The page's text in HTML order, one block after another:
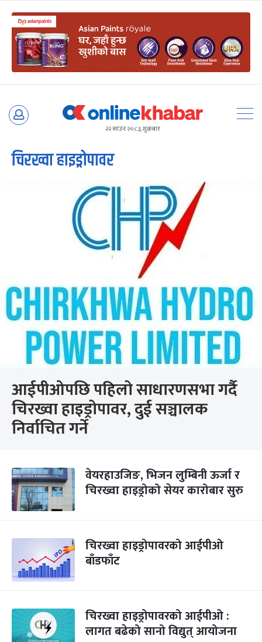
Skip
२२ साउन २०८३, शुक्रबार
चिरख्वा हाइड्रोपावर
आईपीओपछि पहिलो साधारणसभा गर्दै
चिरख्वा हाइड्रोपावर, दुई सञ्चालक
निर्वाचित गर्ने
वेयरहाउजिङ, भिजन लुम्बिनी ऊर्जा र
चिरख्वा हाइड्रोको सेयर कारोबार सुरु
चिरख्वा हाइड्रोपावरको आईपीओ
बाँडफाँट
चिरख्वा हाइड्रोपावरको आईपीओ :
लागत बढेको सानो विद्युत् आयोजना